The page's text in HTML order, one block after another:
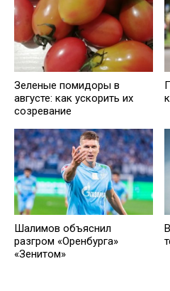
Зеленые помидоры в
августе: как ускорить их
созревание
Шалимов объяснил
разгром «Оренбурга»
«Зенитом»